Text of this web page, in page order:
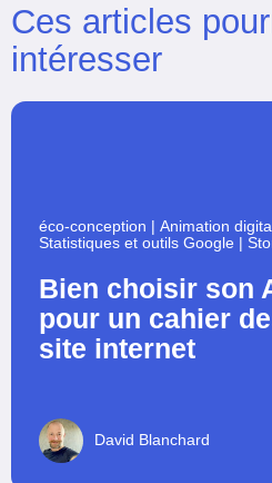
Ces articles
intéresser
éco-conception | Animation
Statistiques et outils Google |
Bien choisir son
pour un cahier
site internet
David Blanchard